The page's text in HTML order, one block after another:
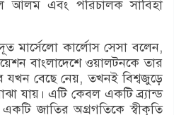
আলম এবং পরিচালক সাবিহা
মার্সেলো কার্লোস সেসা বলেন,
বাংলাদেশে ওয়ালটনকে তার
বেছে নেয়, তখনই বিশ্বজুড়ে
যায়। এটি কেবল একটি ব্র্যান্ড
জাতির অগ্রগতিকে স্বীকৃতি